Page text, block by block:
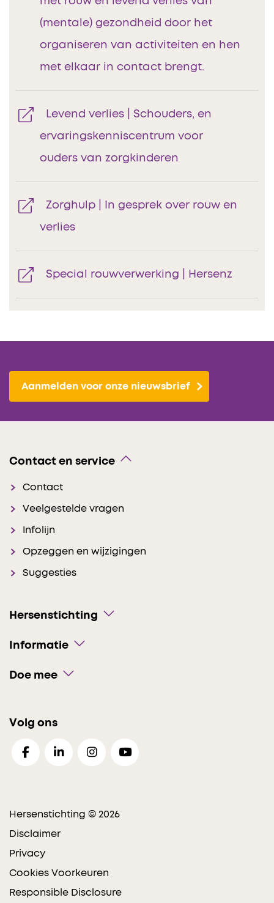
(mentale) gezondheid door het
organiseren van activiteiten en hen
met elkaar in contact brengt.
Levend verlies | Schouders, en
ervaringskenniscentrum voor
ouders van zorgkinderen
Zorghulp | In gesprek over rouw en
verlies
Special rouwverwerking | Hersenz
Aanmelden voor onze nieuwsbrief
Contact en service
Contact
Veelgestelde vragen
Infolijn
Opzeggen en wijzigingen
Suggesties
Hersenstichting
Informatie
Doe mee
Volg ons
Hersenstichting © 2026
Disclaimer
Privacy
Cookies Voorkeuren
Responsible Disclosure